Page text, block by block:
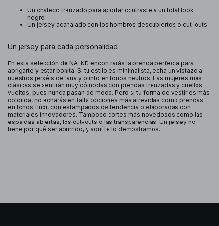
Un chaleco trenzado para aportar contraste a un total look
negro
Un jersey acanalado con los hombros descubiertos o cut-outs
Un jersey para cada personalidad
En esta selección de NA-KD encontrarás la prenda perfecta para
abrigarte y estar bonita. Si tu estilo es minimalista, echa un vistazo a
nuestros jerséis de lana y punto en tonos neutros. Las mujeres más
clásicas se sentirán muy cómodas con prendas trenzadas y cuellos
vueltos, pues nunca pasan de moda. Pero si tu forma de vestir es más
colorida, no echarás en falta opciones más atrevidas como prendas
en tonos flúor, con estampados de tendencia o elaboradas con
materiales innovadores. Tampoco cortes más novedosos como las
espaldas abiertas, los cut-outs o las transparencias. Un jersey no
tiene por qué ser aburrido, y aquí te lo demostramos.